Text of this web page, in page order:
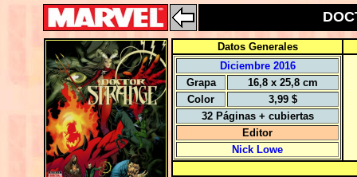
Datos Generales
Diciembre 2016
Grapa
16,8 x 25,8 cm
Color
3,99 $
32 Páginas + cubiertas
Editor
Nick Lowe